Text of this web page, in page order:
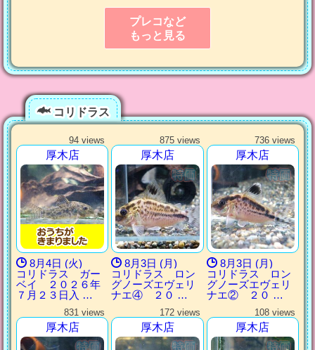
プレコなど
もっと見る
コリドラス
94 views
厚木店
8月4日 (火)
コリドラス ガー
ベイ ２０２６年
７月２３日入 …
875 views
厚木店
8月3日 (月)
コリドラス ロン
グノーズエヴェリ
ナエ④ ２０ …
736 views
厚木店
8月3日 (月)
コリドラス ロン
グノーズエヴェリ
ナエ② ２０ …
831 views
厚木店
172 views
厚木店
108 views
厚木店